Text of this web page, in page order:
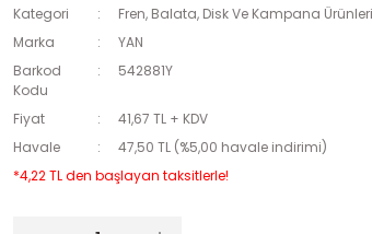
Kategori
Fren, Balata, Disk Ve Kampana Ürünleri
Marka
YAN
Barkod
Kodu
542881Y
Fiyat
41,67 TL + KDV
Havale
47,50 TL (%5,00 havale indirimi)
*4,22 TL den başlayan taksitlerle!